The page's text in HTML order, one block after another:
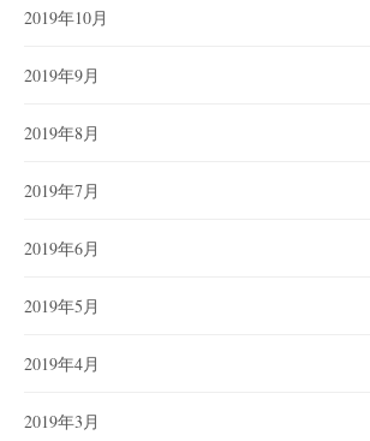
2019年10月
2019年9月
2019年8月
2019年7月
2019年6月
2019年5月
2019年4月
2019年3月